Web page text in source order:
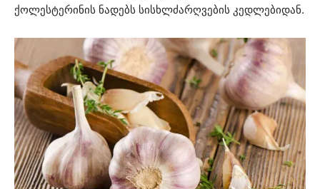
ქოლესტერინის ნადებს სისხლძარღვების კედლებიდან.